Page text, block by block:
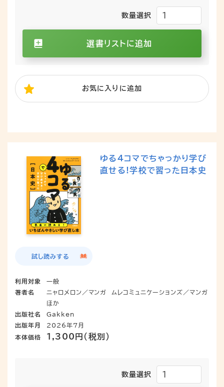
数量選択
選書リストに追加
お気に入り に追加
ゆる4コマでちゃっかり学び
直せる!学校で習った日本史
利用対象
一般
著者名
ニャロメロン／マンガ
ムレコミュニケーションズ／マンガ
ほか
出版社名
Gakken
出版年月
2026年7月
本体価格
1,300円（税別）
試し読みする
数量選択